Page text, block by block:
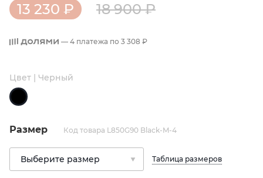
13 230 ₽ 18 900 ₽
— 4 платежа по 3 308 ₽
Цвет | Черный
Размер Код товара L850G90 Black-M-4
Таблица размеров